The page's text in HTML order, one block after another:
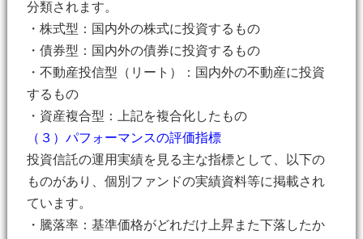
分類されます。
・株式型：国内外の株式に投資するもの
・債券型：国内外の債券に投資するもの
・不動産投信型（リート）：国内外の不動産に投資
するもの
・資産複合型：上記を複合化したもの
（３）パフォーマンスの評価指標
投資信託の運用実績を見る主な指標として、以下の
ものがあり、個別ファンドの実績資料等に掲載され
ています。
・騰落率：基準価格がどれだけ上昇また下落したか